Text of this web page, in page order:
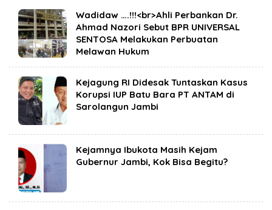
Wadidaw ….!!!<br>Ahli Perbankan Dr.
Ahmad Nazori Sebut BPR UNIVERSAL
SENTOSA Melakukan Perbuatan
Melawan Hukum
Kejagung RI Didesak Tuntaskan Kasus
Korupsi IUP Batu Bara PT ANTAM di
Sarolangun Jambi
Kejamnya Ibukota Masih Kejam
Gubernur Jambi, Kok Bisa Begitu?